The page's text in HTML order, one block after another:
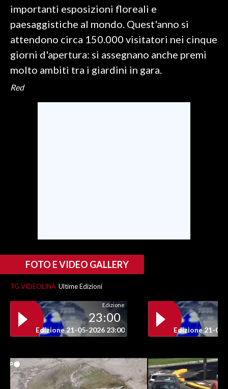
SARDEGNA TURISMO
SARDI NEL MONDO
NOTIZIE
EVENTI
STORE
importanti esposizioni floreali e
paesaggistiche al mondo. Quest'anno si
attendono circa 150.000 visitatori nei cinque
giorni d'apertura: si assegnano anche premi
molto ambiti tra i giardini in gara.
Red
FOTO E VIDEO GALLERY
TG VIDEOLINA Ultime Edizioni
Edizione
23:00
Edizione 21-05-2026 23:00 Edizione 21-05-